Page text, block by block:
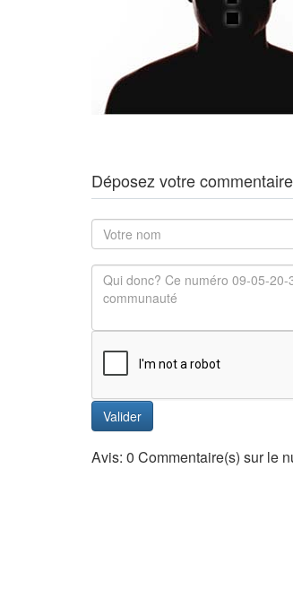
Déposez votre commentaire
Valider
Avis: 0 Commentaire(s) sur le